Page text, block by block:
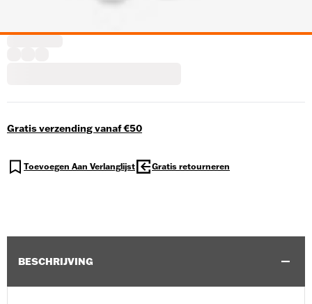
Gratis verzending vanaf €50
Toevoegen Aan Verlanglijst Gratis retourneren
BESCHRIJVING